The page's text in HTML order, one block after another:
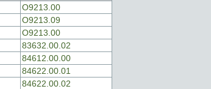
O9213.00
O9213.09
O9213.00
83632.00.02
84612.00.00
84622.00.01
84622.00.02